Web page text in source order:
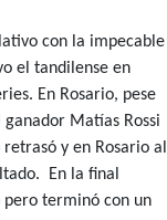
con la impecable
el tandilense en
En Rosario, pese
Matías Rossi
y en Rosario al
En la final
pero terminó con un